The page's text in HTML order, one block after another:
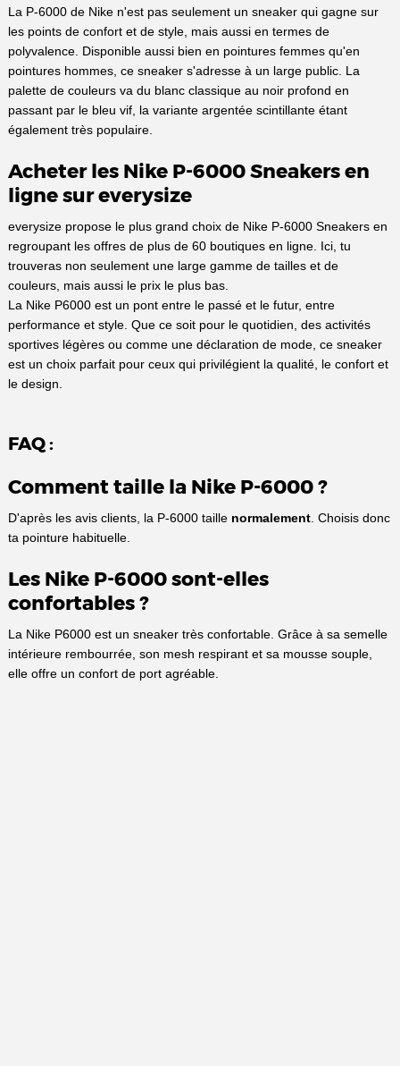
La P-6000 de Nike n'est pas seulement un sneaker qui gagne sur
les points de confort et de style, mais aussi en termes de
polyvalence. Disponible aussi bien en pointures femmes qu'en
pointures hommes, ce sneaker s'adresse à un large public. La
palette de couleurs va du blanc classique au noir profond en
passant par le bleu vif, la variante argentée scintillante étant
également très populaire.
Acheter les Nike P-6000 Sneakers en
ligne sur everysize
everysize propose le plus grand choix de Nike P-6000 Sneakers en
regroupant les offres de plus de 60 boutiques en ligne. Ici, tu
trouveras non seulement une large gamme de tailles et de
couleurs, mais aussi le prix le plus bas.
La Nike P6000 est un pont entre le passé et le futur, entre
performance et style. Que ce soit pour le quotidien, des activités
sportives légères ou comme une déclaration de mode, ce sneaker
est un choix parfait pour ceux qui privilégient la qualité, le confort et
le design.
FAQ :
Comment taille la Nike P-6000 ?
D'après les avis clients, la P-6000 taille normalement. Choisis donc
ta pointure habituelle.
Les Nike P-6000 sont-elles
confortables ?
La Nike P6000 est un sneaker très confortable. Grâce à sa semelle
intérieure rembourrée, son mesh respirant et sa mousse souple,
elle offre un confort de port agréable.